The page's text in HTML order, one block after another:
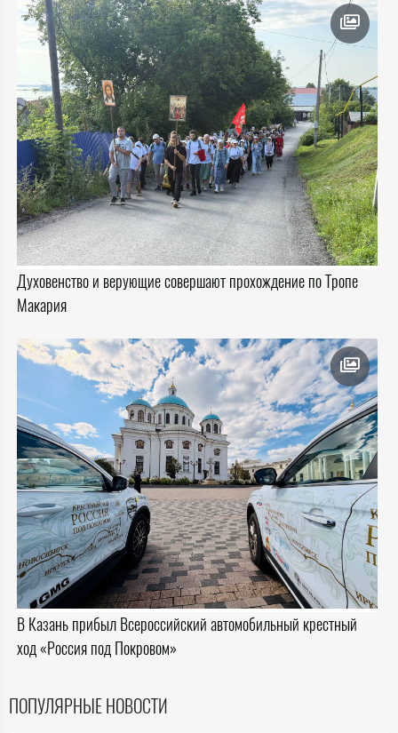
Духовенство и верующие совершают прохождение по Тропе
Макария
В Казань прибыл Всероссийский автомобильный крестный
ход «Россия под Покровом»
ПОПУЛЯРНЫЕ НОВОСТИ